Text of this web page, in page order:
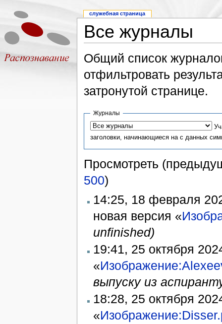
Все журналы
Общий список
отфильтровать
затронутой странице.
Журналы
заголовки, начинающиеся на с данных
Просмотреть
500)
14:25, 18 февраля
новая версия «
unfinished)
19:41, 25 октября
«
выпуску из
18:28, 25 октября
«
служебная страница